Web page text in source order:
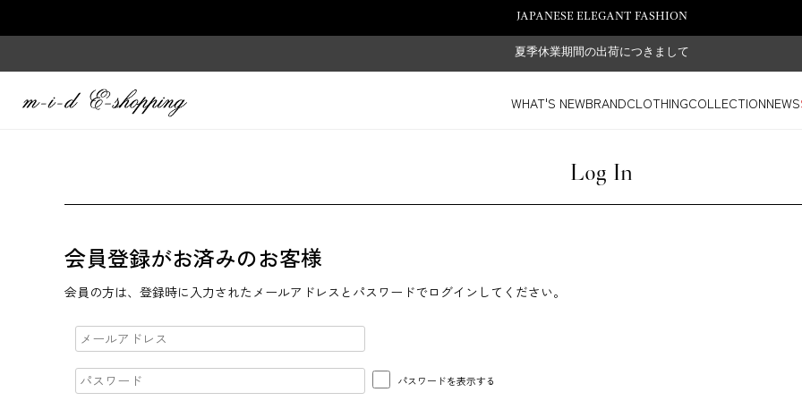
JAPANESE ELEGANT FASHION
夏季休業期間の出荷につきまして
WHAT'S NEWBRANDCLOTHINGCOLLECTIONNEWS
Log In
会員登録がお済みのお客様
会員の方は、登録時に入力されたメールアドレスとパスワードでログインしてください。
パスワードを表示する